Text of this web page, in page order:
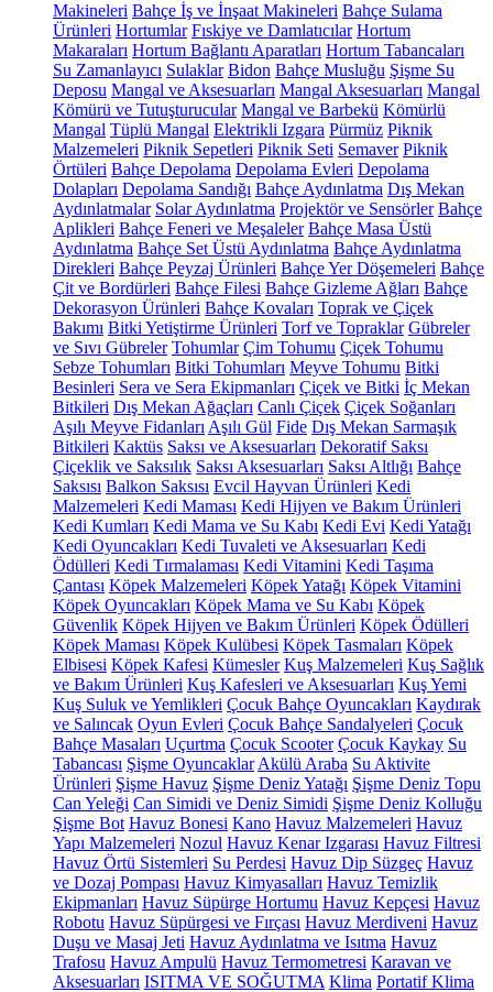
Makineleri Bahçe İş ve İnşaat Makineleri Bahçe Sulama
Ürünleri Hortumlar Fıskiye ve Damlatıcılar Hortum
Makaraları Hortum Bağlantı Aparatları Hortum Tabancaları
Su Zamanlayıcı Sulaklar Bidon Bahçe Musluğu Şişme Su
Deposu Mangal ve Aksesuarları Mangal Aksesuarları Mangal
Kömürü ve Tutuşturucular Mangal ve Barbekü Kömürlü
Mangal Tüplü Mangal Elektrikli Izgara Pürmüz Piknik
Malzemeleri Piknik Sepetleri Piknik Seti Semaver Piknik
Örtüleri Bahçe Depolama Depolama Evleri Depolama
Dolapları Depolama Sandığı Bahçe Aydınlatma Dış Mekan
Aydınlatmalar Solar Aydınlatma Projektör ve Sensörler Bahçe
Aplikleri Bahçe Feneri ve Meşaleler Bahçe Masa Üstü
Aydınlatma Bahçe Set Üstü Aydınlatma Bahçe Aydınlatma
Direkleri Bahçe Peyzaj Ürünleri Bahçe Yer Döşemeleri Bahçe
Çit ve Bordürleri Bahçe Filesi Bahçe Gizleme Ağları Bahçe
Dekorasyon Ürünleri Bahçe Kovaları Toprak ve Çiçek
Bakımı Bitki Yetiştirme Ürünleri Torf ve Topraklar Gübreler
ve Sıvı Gübreler Tohumlar Çim Tohumu Çiçek Tohumu
Sebze Tohumları Bitki Tohumları Meyve Tohumu Bitki
Besinleri Sera ve Sera Ekipmanları Çiçek ve Bitki İç Mekan
Bitkileri Dış Mekan Ağaçları Canlı Çiçek Çiçek Soğanları
Aşılı Meyve Fidanları Aşılı Gül Fide Dış Mekan Sarmaşık
Bitkileri Kaktüs Saksı ve Aksesuarları Dekoratif Saksı
Çiçeklik ve Saksılık Saksı Aksesuarları Saksı Altlığı Bahçe
Saksısı Balkon Saksısı Evcil Hayvan Ürünleri Kedi
Malzemeleri Kedi Maması Kedi Hijyen ve Bakım Ürünleri
Kedi Kumları Kedi Mama ve Su Kabı Kedi Evi Kedi Yatağı
Kedi Oyuncakları Kedi Tuvaleti ve Aksesuarları Kedi
Ödülleri Kedi Tırmalaması Kedi Vitamini Kedi Taşıma
Çantası Köpek Malzemeleri Köpek Yatağı Köpek Vitamini
Köpek Oyuncakları Köpek Mama ve Su Kabı Köpek
Güvenlik Köpek Hijyen ve Bakım Ürünleri Köpek Ödülleri
Köpek Maması Köpek Kulübesi Köpek Tasmaları Köpek
Elbisesi Köpek Kafesi Kümesler Kuş Malzemeleri Kuş Sağlık
ve Bakım Ürünleri Kuş Kafesleri ve Aksesuarları Kuş Yemi
Kuş Suluk ve Yemlikleri Çocuk Bahçe Oyuncakları Kaydırak
ve Salıncak Oyun Evleri Çocuk Bahçe Sandalyeleri Çocuk
Bahçe Masaları Uçurtma Çocuk Scooter Çocuk Kaykay Su
Tabancası Şişme Oyuncaklar Akülü Araba Su Aktivite
Ürünleri Şişme Havuz Şişme Deniz Yatağı Şişme Deniz Topu
Can Yeleği Can Simidi ve Deniz Simidi Şişme Deniz Kolluğu
Şişme Bot Havuz Bonesi Kano Havuz Malzemeleri Havuz
Yapı Malzemeleri Nozul Havuz Kenar Izgarası Havuz Filtresi
Havuz Örtü Sistemleri Su Perdesi Havuz Dip Süzgeç Havuz
ve Dozaj Pompası Havuz Kimyasalları Havuz Temizlik
Ekipmanları Havuz Süpürge Hortumu Havuz Kepçesi Havuz
Robotu Havuz Süpürgesi ve Fırçası Havuz Merdiveni Havuz
Duşu ve Masaj Jeti Havuz Aydınlatma ve Isıtma Havuz
Trafosu Havuz Ampulü Havuz Termometresi Karavan ve
Aksesuarları ISITMA VE SOĞUTMA Klima Portatif Klima